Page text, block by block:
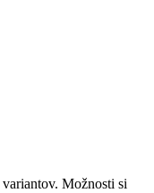
Možnosti si